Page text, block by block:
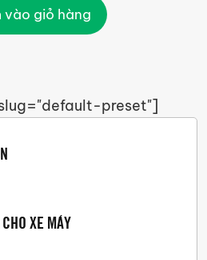
vào giỏ hàng
preset"]
XE MÁY